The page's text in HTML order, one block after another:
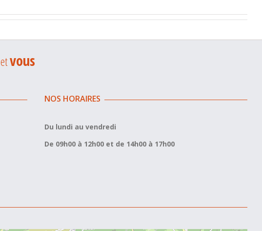
etvous
NOS HORAIRES
Du lundi au vendredi
De 09h00 à 12h00 et de 14h00 à 17h00